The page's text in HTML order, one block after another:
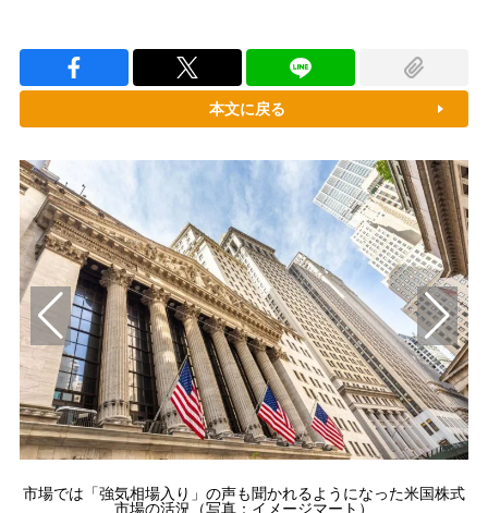
本文に戻る
市場では「強気相場入り」の声も聞かれるようになった米国株式
市場の活況（写真：イメージマート）